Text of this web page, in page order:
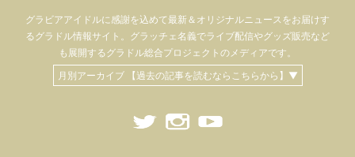
グラビアアイドルに感謝を込めて最新＆オリジナルニュースをお届けす
るグラドル情報サイト。 グラッチェ名義でライブ配信やグッズ販売など
も 展開するグラドル総合プロジェクトのメディアです。
月別アーカイブ 【過去の記事を読むならこちらから】▼